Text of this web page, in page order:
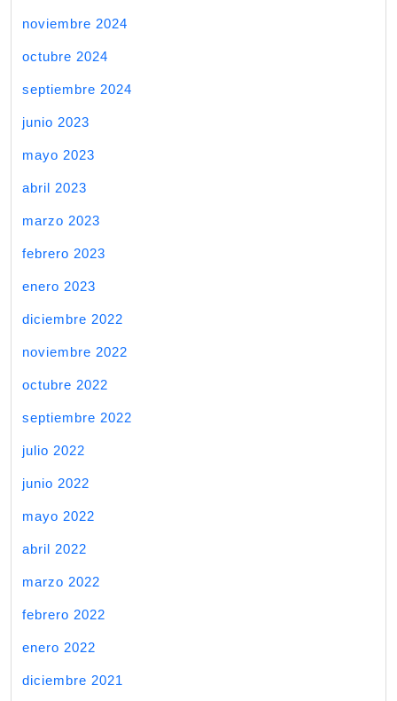
noviembre 2024
octubre 2024
septiembre 2024
junio 2023
mayo 2023
abril 2023
marzo 2023
febrero 2023
enero 2023
diciembre 2022
noviembre 2022
octubre 2022
septiembre 2022
julio 2022
junio 2022
mayo 2022
abril 2022
marzo 2022
febrero 2022
enero 2022
diciembre 2021